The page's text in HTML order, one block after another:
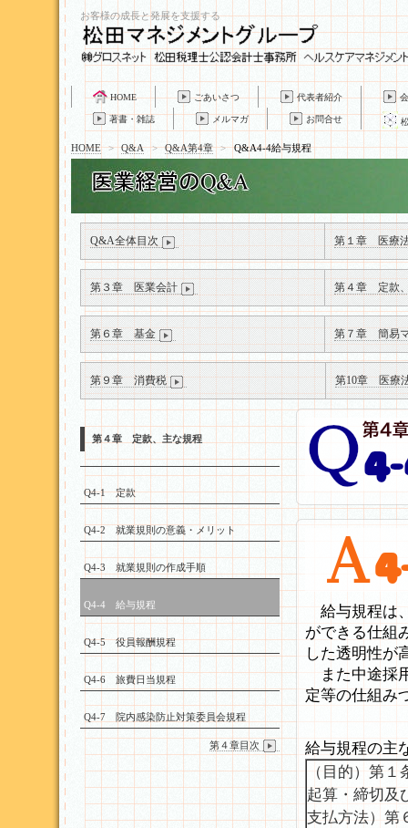
お客様の成長と発展を支援する
HOME ごあいさつ 代表者紹介
著書・雑誌 メルマガ お問合せ
HOME > Q&A > Q&A第4章 > Q&A4-4給与規程
Q&A全体目次 第１章 医療
第３章 医業会計 第４章 定款
第６章 基金 第７章 簡易
第９章 消費税 第10章 医療
給与規程は
ができる仕組
した透明性が
また中途採
定等の仕組み
給与規程の主
（目的）第
起算・締切及
支払方法）第
第４章 定款、主な規程
Q4-1 定款
Q4-2 就業規則の意義・メリット
Q4-3 就業規則の作成手順
Q4-4 給与規程
Q4-5 役員報酬規程
Q4-6 旅費日当規程
Q4-7 院内感染防止対策委員会規程
第４章目次